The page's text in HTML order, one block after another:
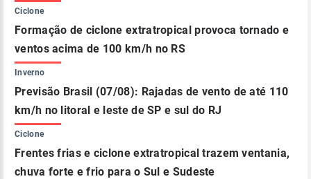
Ciclone
Formação de ciclone extratropical provoca tornado e
ventos acima de 100 km/h no RS
Inverno
Previsão Brasil (07/08): Rajadas de vento de até 110
km/h no litoral e leste de SP e sul do RJ
Ciclone
Frentes frias e ciclone extratropical trazem ventania,
chuva forte e frio para o Sul e Sudeste